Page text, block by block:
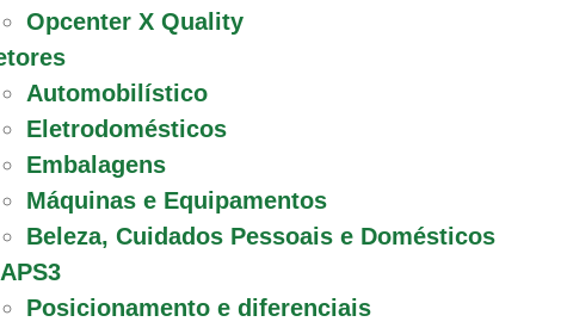
Opcenter X Quality
Automobilístico
Eletrodomésticos
Embalagens
Máquinas e Equipamentos
Beleza, Cuidados Pessoais e Domésticos
Posicionamento e diferenciais